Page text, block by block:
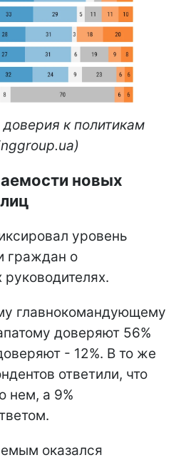
доверия к политикам
новых
уровень
граждан о
главнокомандующему
доверяют 56%
- 12%. В то же
ответили, что
нем, а 9%
оказался